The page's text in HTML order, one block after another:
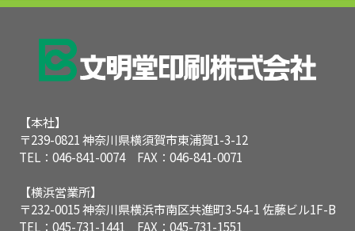
【本社】
〒239-0821 神奈川県横須賀市東浦賀1-3-12
TEL：046-841-0074 FAX：046-841-0071
【横浜営業所】
〒232-0015 神奈川県横浜市南区共進町3-54-1 佐藤ビル1F-B
TEL：045-731-1441 FAX：045-731-1551